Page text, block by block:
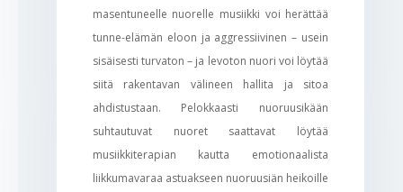
masentuneelle nuorelle musiikki voi herättää
tunne-elämän eloon ja aggressiivinen – usein
sisäisesti turvaton – ja levoton nuori voi löytää
siitä rakentavan välineen hallita ja sitoa
ahdistustaan. Pelokkaasti nuoruusikään
suhtautuvat nuoret saattavat löytää
musiikkiterapian kautta emotionaalista
liikkumavaraa astuakseen nuoruusiän heikoille